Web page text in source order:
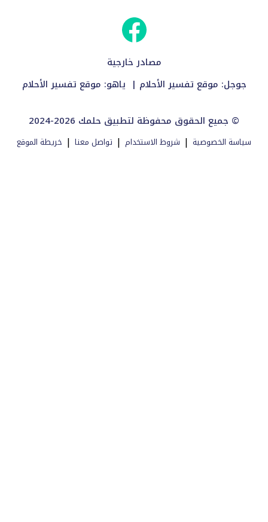
مصادر خارجية
جوجل: موقع تفسير الأحلام | ياهو: موقع تفسير الأحلام
2024-2026 جميع الحقوق محفوظة لتطبيق حلمك ©
سياسة الخصوصية | شروط الاستخدام | تواصل معنا | خريطة الموقع